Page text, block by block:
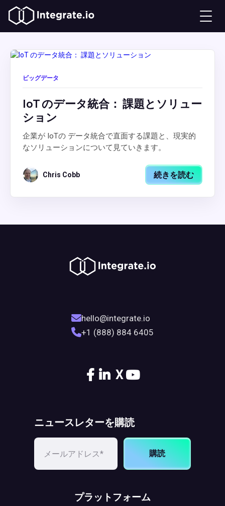
ビッグデータ
IoT のデータ統合： 課題とソリュー
ション
企業が IoTの データ統合で直面する課題と、現実的
なソリューションについて見ていきます。
Chris Cobb 続きを読む
hello@integrate.io
+1 (888) 884 6405
X
ニュースレターを購読
購読
プラットフォーム